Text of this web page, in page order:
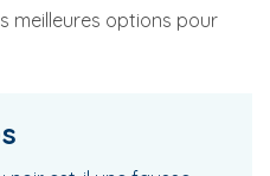
meilleures options pour